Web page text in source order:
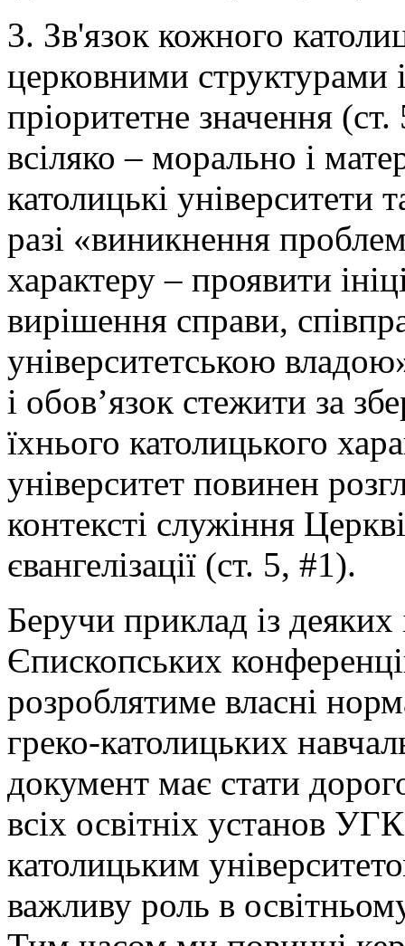
3. Зв'язок кожного
церковними структурами
пріоритетне значення
всіляко – морально і
католицькі університети
разі «виникнення
характеру – проявити
вирішення справи,
університетською
і обов’язок стежити за
їхнього католицького
університет повинен
контексті служіння
євангелізації (ст. 5, #1).
Беручи приклад із
Єпископських
розроблятиме власні
греко-католицьких
документ має стати
всіх освітніх установ
католицьким
важливу роль в